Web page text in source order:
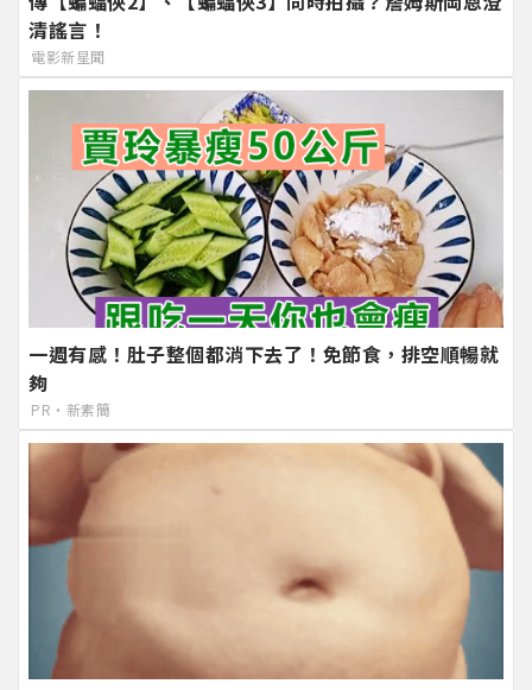
清謠言！
電影新星聞
一週有感！肚子整個都消下去了！免節食，排空順暢就
夠
PR・新素簡